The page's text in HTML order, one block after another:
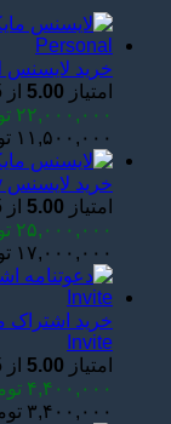
خرید لایسنس Microsoft 365 Personal اورجینال (۱ نفره)
امتیاز 5.00 از 5 امتیاز
۲۲,۰۰۰,۰۰۰
۱۱,۵۰۰,۰۰۰ تومان through ۲۲,۰۰۰,۰۰۰ تومان
خرید لایسنس Microsoft 365 Family اورجینال (۶ نفره)
امتیاز 5.00 از 5 امتیاز
۲۵,۰۰۰,۰۰۰
۱۷,۰۰۰,۰۰۰ تومان through ۲۵,۰۰۰,۰۰۰ تومان
Invite
امتیاز 5.00 از 5 امتیاز
۴,۴۰۰,۰۰۰
۳,۴۰۰,۰۰۰ تومان through ۴,۴۰۰,۰۰۰ تومان